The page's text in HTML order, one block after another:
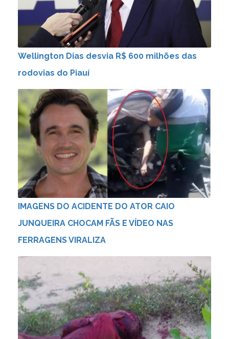
Wellington Dias desvia R$ 600 milhões das
rodovias do Piauí
IMAGENS DO ACIDENTE DO ATOR CAIO
JUNQUEIRA CHOCAM FÃS E VÍDEO NAS
FERRAGENS VIRALIZA